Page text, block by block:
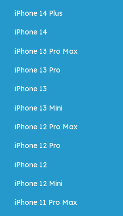
iPhone 14 Plus
iPhone 14
iPhone 13 Pro Max
iPhone 13 Pro
iPhone 13
iPhone 13 Mini
iPhone 12 Pro Max
iPhone 12 Pro
iPhone 12
iPhone 12 Mini
iPhone 11 Pro Max